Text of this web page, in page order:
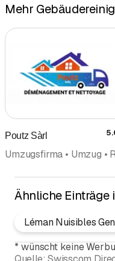
Mehr
Poutz Sàrl
Ähnliche Einträge
Léman Nuisibles
* wünscht keine